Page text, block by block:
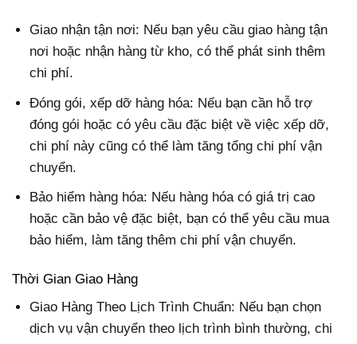
Giao nhận tận nơi: Nếu bạn yêu cầu giao hàng tận
nơi hoặc nhận hàng từ kho, có thể phát sinh thêm
chi phí.
Đóng gói, xếp dỡ hàng hóa: Nếu bạn cần hỗ trợ
đóng gói hoặc có yêu cầu đặc biệt về việc xếp dỡ,
chi phí này cũng có thể làm tăng tổng chi phí vận
chuyển.
Bảo hiểm hàng hóa: Nếu hàng hóa có giá trị cao
hoặc cần bảo vệ đặc biệt, bạn có thể yêu cầu mua
bảo hiểm, làm tăng thêm chi phí vận chuyển.
Thời Gian Giao Hàng
Giao Hàng Theo Lịch Trình Chuẩn: Nếu bạn chọn
dịch vụ vận chuyển theo lịch trình bình thường, chi